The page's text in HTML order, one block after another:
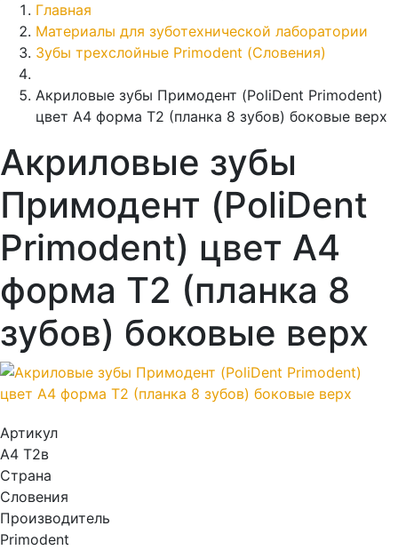
Главная
Материалы для зуботехнической лаборатории
Зубы трехслойные Primodent (Словения)
Акриловые зубы Примодент (PoliDent Primodent)
цвет A4 форма T2 (планка 8 зубов) боковые верх
Акриловые зубы
Примодент (PoliDent
Primodent) цвет A4
форма T2 (планка 8
зубов) боковые верх
Артикул
A4 T2в
Страна
Словения
Производитель
Primodent